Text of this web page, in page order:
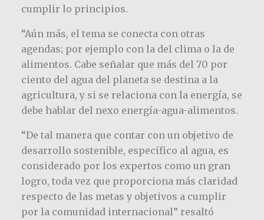
cumplir lo principios.
“Aún más, el tema se conecta con otras
agendas; por ejemplo con la del clima o la de
alimentos. Cabe señalar que más del 70 por
ciento del agua del planeta se destina a la
agricultura, y si se relaciona con la energía, se
debe hablar del nexo energía-agua-alimentos.
“De tal manera que contar con un objetivo de
desarrollo sostenible, específico al agua, es
considerado por los expertos como un gran
logro, toda vez que proporciona más claridad
respecto de las metas y objetivos a cumplir
por la comunidad internacional” resaltó